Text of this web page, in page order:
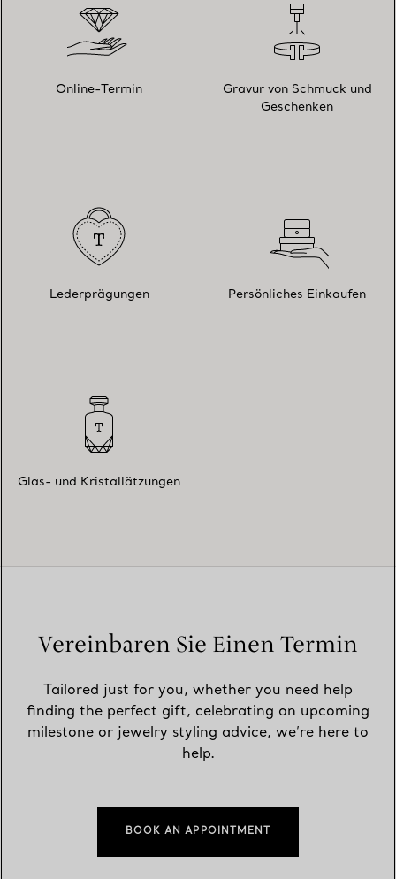
Online-Termin
Gravur von Schmuck und
Geschenken
Lederprägungen Persönliches Einkaufen
Glas- und Kristallätzungen
Vereinbaren Sie Einen Termin
Tailored just for you, whether you need help
finding the perfect gift, celebrating an upcoming
milestone or jewelry styling advice, we’re here to
help.
BOOK AN APPOINTMENT